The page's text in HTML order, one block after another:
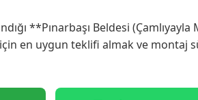
**Pınarbaşı Beldesi
en uygun teklifi almak ve montaj